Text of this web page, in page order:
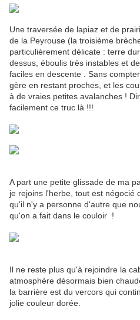
Une traversée de lapiaz et de
de la Peyrouse (la troisième
particulièrement délicate : terre
dessus, éboulis très instables et
faciles en descente . Sans
gère en restant proches, et les
à de vraies petites avalanches !
facilement ce truc là !!!
A part une petite glissade de ma
je rejoins l'herbe, tout est négocié
qu'il n'y a personne d'autre que
qu'on a fait dans le couloir !
Il ne reste plus qu'à rejoindre la
atmosphère désormais bien
la barrière est du vercors qui
jolie couleur dorée.